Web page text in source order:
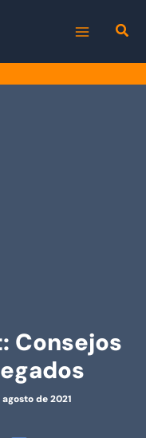
MENU
Consejos
agosto de 2021